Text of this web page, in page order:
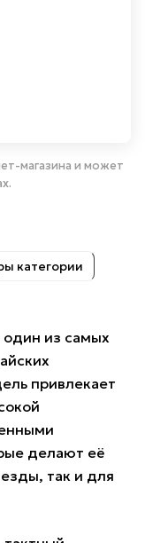
магазина и может
категории
из самых
привлекает
делают её
так и для